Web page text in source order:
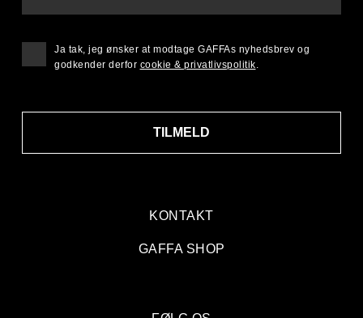
KONTAKT
GAFFA SHOP
TILMELD
Ja tak, jeg ønsker at modtage GAFFAs nyhedsbrev og
godkender derfor cookie & privatlivspolitik.